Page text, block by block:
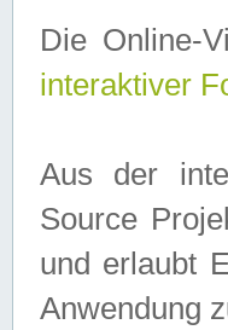
Die Online-
interaktiver
Aus der
Source
und erlaubt
Anwendung